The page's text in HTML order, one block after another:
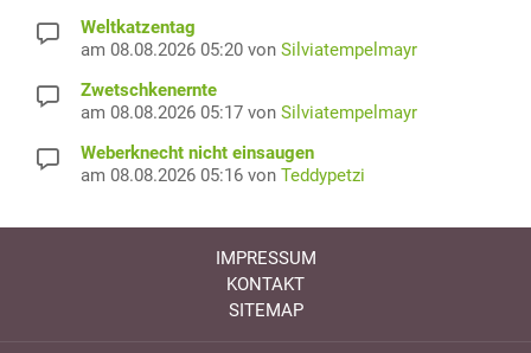
Weltkatzentag
am 08.08.2026 05:20 von Silviatempelmayr
Zwetschkenernte
am 08.08.2026 05:17 von Silviatempelmayr
Weberknecht nicht einsaugen
am 08.08.2026 05:16 von Teddypetzi
IMPRESSUM
KONTAKT
SITEMAP